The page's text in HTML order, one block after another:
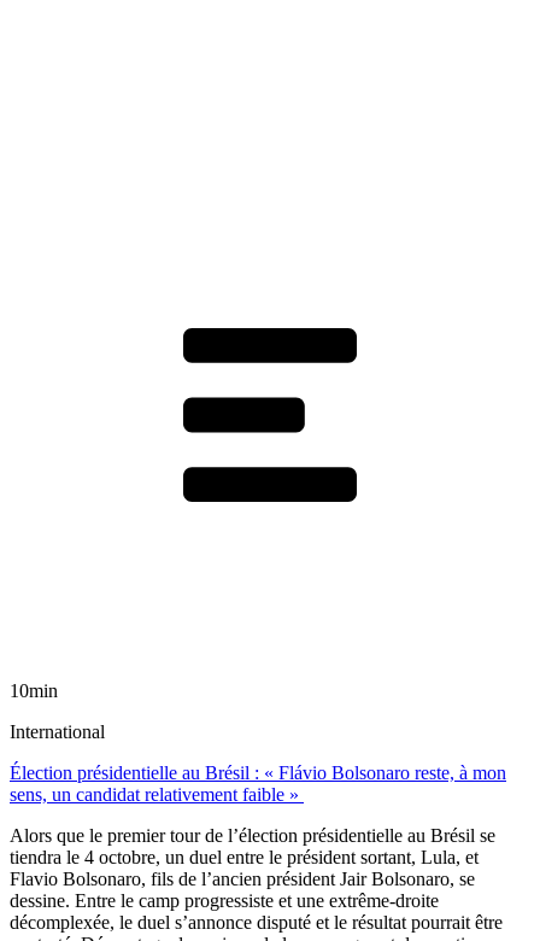
10min
International
Élection présidentielle au Brésil : « Flávio Bolsonaro reste, à mon
sens, un candidat relativement faible »
Alors que le premier tour de l’élection présidentielle au Brésil se
tiendra le 4 octobre, un duel entre le président sortant, Lula, et
Flavio Bolsonaro, fils de l’ancien président Jair Bolsonaro, se
dessine. Entre le camp progressiste et une extrême-droite
décomplexée, le duel s’annonce disputé et le résultat pourrait être